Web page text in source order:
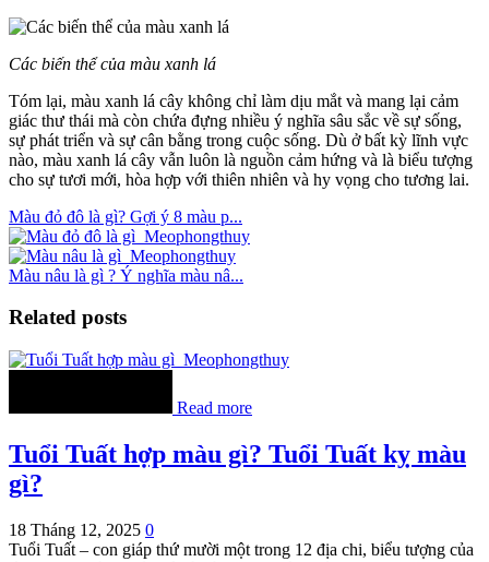
Các biến thể của màu xanh lá
Tóm lại, màu xanh lá cây không chỉ làm dịu mắt và mang lại cảm
giác thư thái mà còn chứa đựng nhiều ý nghĩa sâu sắc về sự sống,
sự phát triển và sự cân bằng trong cuộc sống. Dù ở bất kỳ lĩnh vực
nào, màu xanh lá cây vẫn luôn là nguồn cảm hứng và là biểu tượng
cho sự tươi mới, hòa hợp với thiên nhiên và hy vọng cho tương lai.
Màu đỏ đô là gì? Gợi ý 8 màu p...
Màu nâu là gì ? Ý nghĩa màu nâ...
Related posts
Read more
Tuổi Tuất hợp màu gì? Tuổi Tuất kỵ màu
gì?
18 Tháng 12, 2025 0
Tuổi Tuất – con giáp thứ mười một trong 12 địa chi, biểu tượng của